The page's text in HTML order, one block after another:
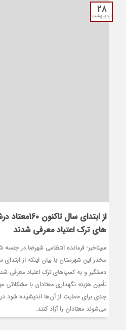
28
اردیبهشت
از ابتدای
های ترک اعتیاد معرفی شدند
سیناخبر- فرمانده انتظامی شهرضا در جلسه
دستگیر و به کمپ‌های ترک اعتیاد معرفی
تأمین هزینه نگهداری معتادان با مشکلاتی
جدی برای حمایت از آن‌ها اندیشیده شود
می‌شوند معتادان را آزاد کنند.